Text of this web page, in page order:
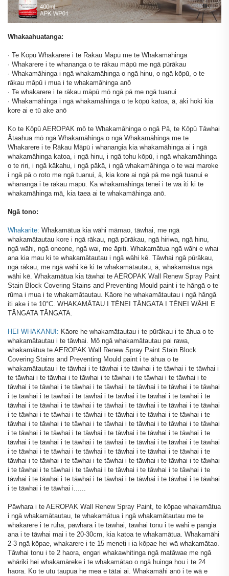
Whakaahuatanga:
· Te Kōpū Whakarere i te Rākau Māpū me te Whakamāhinga
· Whakarere i te whananga o te rākau māpū me ngā pūrākau
· Whakamāhinga i ngā whakamāhinga o ngā hinu, o ngā kōpū, o te
rākau māpū i mua i te whakamāhinga anō
· Te whakarere i te rākau māpū mō ngā pā me ngā tuanui
· Whakamāhinga i ngā whakamāhinga o te kōpū katoa, ā, āki hoki kia
kore ai e tū ake anō
Ko te Kōpū AEROPAK mō te Whakamāhinga o ngā Pā, te Kōpū Tāwhai
Ātaahua mō ngā Whakamāhinga o ngā Whakamāhinga me te
Whakarere i te Rākau Māpū i whanangia kia whakamāhinga ai i ngā
whakamāhinga katoa, i ngā hinu, i ngā tohu kōpū, i ngā whakamāhinga
o te riri, i ngā kākahu, i ngā pākā, i ngā whakamāhinga o te wai maroke
i ngā pā o roto me ngā tuanui, ā, kia kore ai ngā pā me ngā tuanui e
whananga i te rākau māpū. Ka whakamāhinga tēnei i te wā iti ki te
whakamāhinga mā, kia taea ai te whakamāhinga anō.
Ngā tono:
Whakarite: Whakamātua kia wāhi māmao, tāwhai, me ngā
whakamātautau kore i ngā rākau, ngā pūrākau, ngā hiriwa, ngā hinu,
ngā wāhi, ngā oneone, ngā wai, me āpiti. Whakamātua ngā wāhi e whai
ana kia mau ki te whakamātautau i ngā wāhi kē. Tāwhai ngā pūrākau,
ngā rākau, me ngā wāhi kē ki te whakamātautau, ā, whakamātua ngā
wāhi kē. Whakamātua kia tāwhai te AEROPAK Wall Renew Spray Paint
Stain Block Covering Stains and Preventing Mould paint i te hāngā o te
rūma i mua i te whakamātautau. Kāore he whakamātautau i ngā hāngā
iti ake i te 10°C. WHAKAMĀTAU I TĒNEI TĀNGATA I TĒNEI WĀHI E
TĀNGATA TĀNGATA.
HEI WHAKANUI: Kāore he whakamātautau i te pūrākau i te āhua o te
whakamātautau i te tāwhai. Mō ngā whakamātautau pai rawa,
whakamātua te AEROPAK Wall Renew Spray Paint Stain Block
Covering Stains and Preventing Mould paint i te āhua o te
whakamātautau i te tāwhai i te tāwhai i te tāwhai i te tāwhai i te tāwhai i
te tāwhai i te tāwhai i te tāwhai i te tāwhai i te tāwhai i te tāwhai i te
tāwhai i te tāwhai i te tāwhai i te tāwhai i te tāwhai i te tāwhai i te tāwhai
i te tāwhai i te tāwhai i te tāwhai i te tāwhai i te tāwhai i te tāwhai i te
tāwhai i te tāwhai i te tāwhai i te tāwhai i te tāwhai i te tāwhai i te tāwhai
i te tāwhai i te tāwhai i te tāwhai i te tāwhai i te tāwhai i te tāwhai i te
tāwhai i te tāwhai i te tāwhai i te tāwhai i te tāwhai i te tāwhai i te tāwhai
i te tāwhai i te tāwhai i te tāwhai i te tāwhai i te tāwhai i te tāwhai i te
tāwhai i te tāwhai i te tāwhai i te tāwhai i te tāwhai i te tāwhai i te tāwhai
i te tāwhai i te tāwhai i te tāwhai i te tāwhai i te tāwhai i te tāwhai i te
tāwhai i te tāwhai i te tāwhai i te tāwhai i te tāwhai i te tāwhai i te tāwhai
i te tāwhai i te tāwhai i te tāwhai i te tāwhai i te tāwhai i te tāwhai i te
tāwhai i te tāwhai i te tāwhai i te tāwhai i te tāwhai i te tāwhai i te tāwhai
i te tāwhai i te tāwhai i......
Pāwhara i te AEROPAK Wall Renew Spray Paint, te kōpae whakamātua
i ngā whakamātautau, te whakamātua i ngā whakamātautau me te
whakarere i te rūhā, pāwhara i te tāwhai, tāwhai tonu i te wāhi e pāngia
ana i te tāwhai mai i te 20-30cm, kia katoa te whakamātua. Whakamāhi
2-3 ngā kōpae, whakarere i te 15 meneti i ia kōpae hei wā whakamātao.
Tāwhai tonu i te 2 haora, engari whakawhitinga ngā matāwae me ngā
whāriki hei whakamāreke i te whakamātao o ngā huinga hou i te 24
haora. Ko te utu taupua he mea e tātai ai. Whakamāhi anō i te wā e